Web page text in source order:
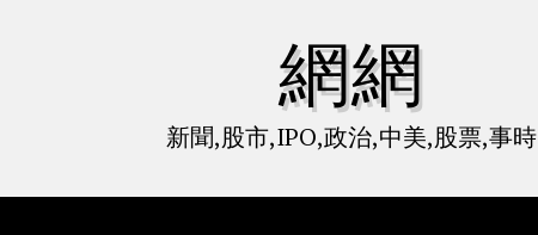
網網
新聞,股市,IPO,政治,中美,股票,事時